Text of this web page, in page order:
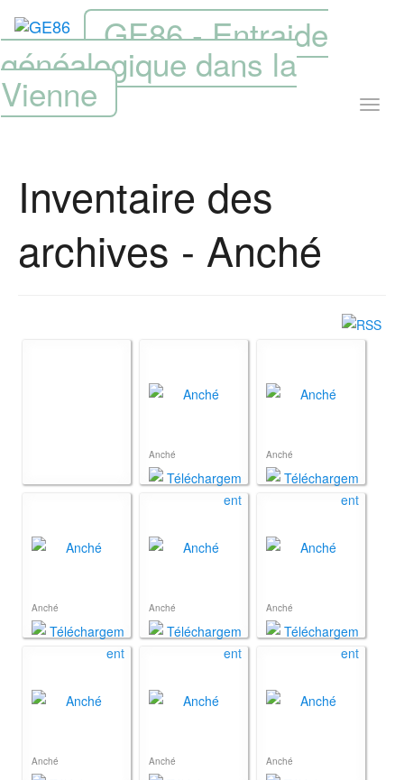
GE86 - Entraide
généalogique dans la
Vienne
Inventaire des
archives - Anché
Anché Anché
Anché Anché Anché
Anché Anché Anché